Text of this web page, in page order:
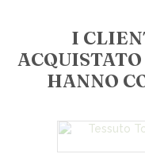
I
HANNO